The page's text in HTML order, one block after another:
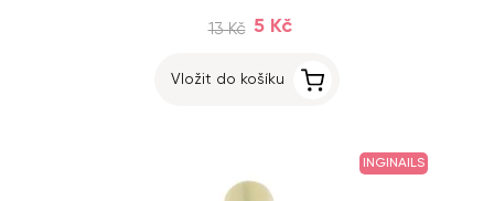
13 Kč 5 Kč
Vložit do košíku
INGINAILS